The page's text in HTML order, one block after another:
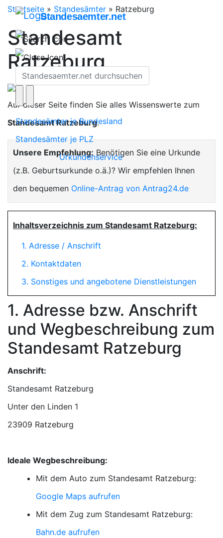
Standesaemter.net
Standesämter je Bundesland
Standesämter je PLZ
Urkundenservice
Startseite » Standesämter » Ratzeburg
Standesamt
Ratzeburg
Auf dieser Seite finden Sie alles Wissenswerte zum
Standesamt Ratzeburg.
Unsere Empfehlung: Benötigen Sie eine Urkunde
(z.B. Geburtsurkunde o.ä.)? Wir empfehlen Ihnen
den bequemen Online-Antrag von Antrag24.de
Inhaltsverzeichnis zum Standesamt Ratzeburg:
1. Adresse / Anschrift
2. Kontaktdaten
3. Sonstiges und angebotene Dienstleistungen
1. Adresse bzw. Anschrift
und Wegbeschreibung zum
Standesamt Ratzeburg
Anschrift:
Standesamt Ratzeburg
23909 Ratzeburg
Ideale Wegbeschreibung:
Mit dem Auto zum Standesamt Ratzeburg:
Google Maps aufrufen
Mit dem Zug zum Standesamt Ratzeburg:
Bahn.de aufrufen